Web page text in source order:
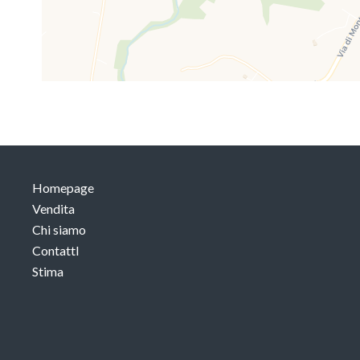
Homepage
Vendita
Chi siamo
ContattI
Stima